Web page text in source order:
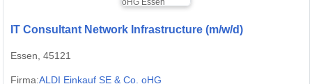
IT Consultant Network Infrastructure (m/w/d)
Essen, 45121
Firma:ALDI Einkauf SE & Co. oHG